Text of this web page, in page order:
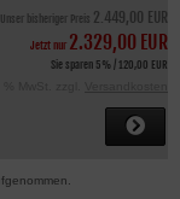
Unser bisheriger Preis 2.449,00 EUR
Jetzt nur 2.329,00 EUR
Sie sparen 5% / 120,00 EUR